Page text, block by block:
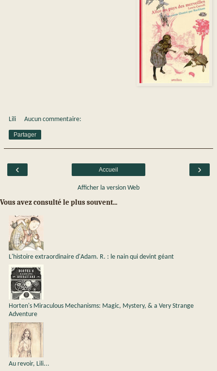
Lili Aucun commentaire:
Partager
‹ ›
Accueil
Afficher la version Web
Vous avez consulté le plus souvent...
L'histoire extraordinaire d'Adam. R. : le nain qui devint géant
Horten's Miraculous Mechanisms: Magic, Mystery, & a Very Strange
Adventure
Au revoir, Lili...